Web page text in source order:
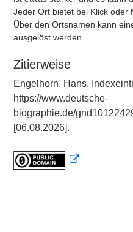
Jeder Ort bietet bei Klick oder
Über den Ortsnamen kann
ausgelöst werden.
Zitierweise
Engelhorn, Hans,
https://www.deutsche-
biographie.de/
[06.08.2026].